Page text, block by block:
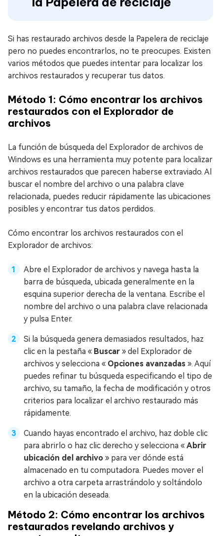
Si has restaurado archivos desde la Papelera de reciclaje
pero no puedes encontrarlos, no te preocupes. Existen
varios métodos que puedes intentar para localizar los
archivos restaurados y recuperar tus datos.
Método 1: Cómo encontrar los archivos
restaurados con el Explorador de
archivos
La función de búsqueda del Explorador de archivos de
Windows es una herramienta muy potente para localizar
archivos restaurados que parecen haberse extraviado. Al
buscar el nombre del archivo o una palabra clave
relacionada, puedes reducir rápidamente las ubicaciones
posibles y encontrar tus datos perdidos.
Cómo encontrar los archivos restaurados con el
Explorador de archivos:
Abre el Explorador de archivos y navega hasta la
barra de búsqueda, ubicada generalmente en la
esquina superior derecha de la ventana. Escribe el
nombre del archivo o una palabra clave relacionada
y pulsa Enter.
Si la búsqueda genera demasiados resultados, haz
clic en la pestaña « Buscar » del Explorador de
archivos y selecciona « Opciones avanzadas ». Aquí
puedes refinar tu búsqueda especificando el tipo de
archivo, su tamaño, la fecha de modificación y otros
criterios para localizar el archivo restaurado más
rápidamente.
Cuando hayas encontrado el archivo, haz doble clic
para abrirlo o haz clic derecho y selecciona « Abrir
ubicación del archivo » para ver dónde está
almacenado en tu computadora. Puedes mover el
archivo a otra carpeta arrastrándolo y soltándolo
en la ubicación deseada.
Método 2: Cómo encontrar los archivos
restaurados revelando archivos y